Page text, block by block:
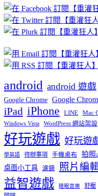
章
分
類
android android 遊戲
Google Chrome Google
iPad iPhone LINE Mac
Windows Vista WordPress 網站架設
好玩遊戲 好玩遊
學英語 待辦事項 手機桌布 拍照
桌面小工具 濾鏡 照片編
益智遊戲 睡眠音樂 舒壓